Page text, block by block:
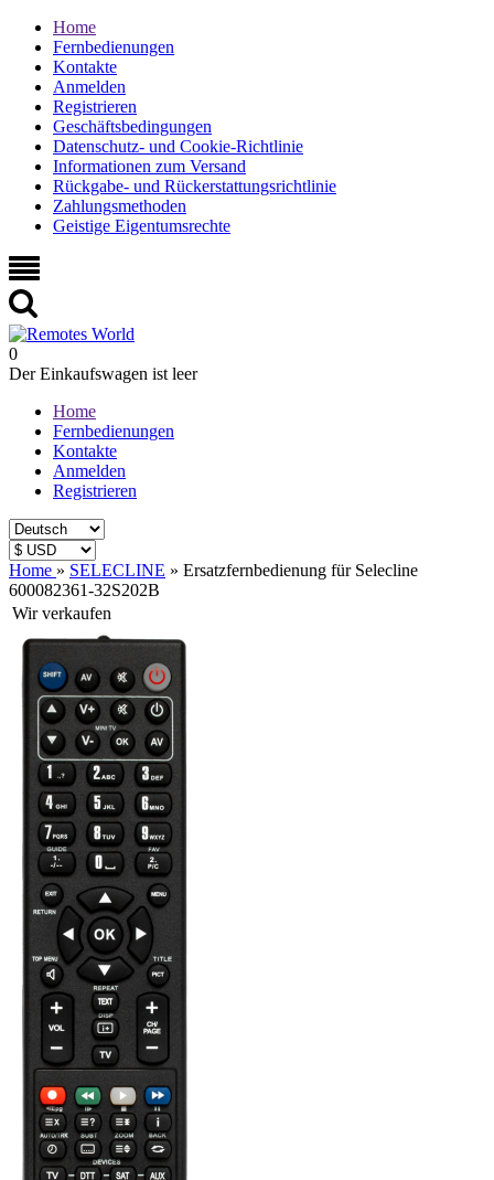
Home
Fernbedienungen
Kontakte
Anmelden
Registrieren
Geschäftsbedingungen
Datenschutz- und Cookie-Richtlinie
Informationen zum Versand
Rückgabe- und Rückerstattungsrichtlinie
Zahlungsmethoden
Geistige Eigentumsrechte
0
Der Einkaufswagen ist leer
Home
Fernbedienungen
Kontakte
Anmelden
Registrieren
Home » SELECLINE » Ersatzfernbedienung für Selecline
600082361-32S202B
Wir verkaufen